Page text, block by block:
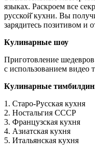
языках. Раскроем все
русской̆ кухни. Вы
зарядитесь позитивом и
Кулинарные шоу
Приготовление
с использованием видео
Кулинарные
1. Старо-Русская кухня
2. Ностальгия СССР
3. Французская кухня
4. Азиатская кухня
5. Итальянская кухня